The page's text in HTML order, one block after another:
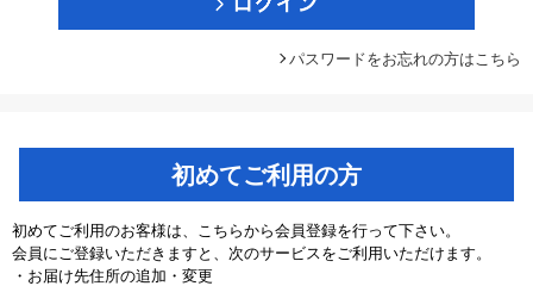
パスワードをお忘れの方はこちら
初めてご利用の方
初めてご利用のお客様は、こちらから会員登録を行って下さい。
会員にご登録いただきますと、次のサービスをご利用いただけます。
・お届け先住所の追加・変更